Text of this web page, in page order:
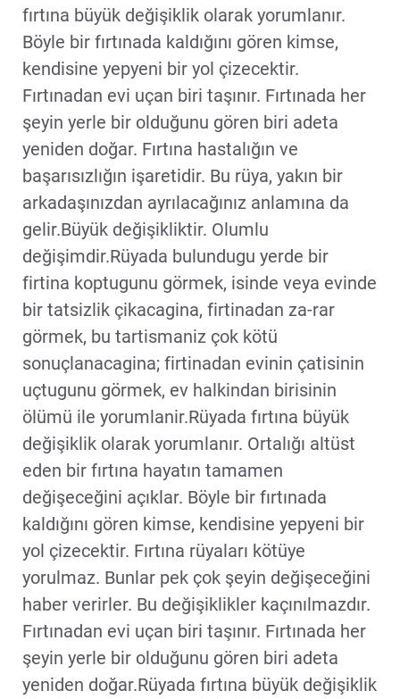
fırtına büyük değişiklik olarak yorumlanır.
Böyle bir fırtınada kaldığını gören kimse,
kendisine yepyeni bir yol çizecektir.
Fırtınadan evi uçan biri taşınır. Fırtınada her
şeyin yerle bir olduğunu gören biri adeta
yeniden doğar. Fırtına hastalığın ve
başarısızlığın işaretidir. Bu rüya, yakın bir
arkadaşınızdan ayrılacağınız anlamına da
gelir.Büyük değişikliktir. Olumlu
değişimdir.Rüyada bulundugu yerde bir
firtina koptugunu görmek, isinde veya evinde
bir tatsizlik çikacagina, firtinadan za-rar
görmek, bu tartismaniz çok kötü
sonuçlanacagina; firtinadan evinin çatisinin
uçtugunu görmek, ev halkindan birisinin
ölümü ile yorumlanir.Rüyada fırtına büyük
değişiklik olarak yorumlanır. Ortalığı altüst
eden bir fırtına hayatın tamamen
değişeceğini açıklar. Böyle bir fırtınada
kaldığını gören kimse, kendisine yepyeni bir
yol çizecektir. Fırtına rüyaları kötüye
yorulmaz. Bunlar pek çok şeyin değişeceğini
haber verirler. Bu değişiklikler kaçınılmazdır.
Fırtınadan evi uçan biri taşınır. Fırtınada her
şeyin yerle bir olduğunu gören biri adeta
yeniden doğar.Rüyada fırtına büyük değişiklik